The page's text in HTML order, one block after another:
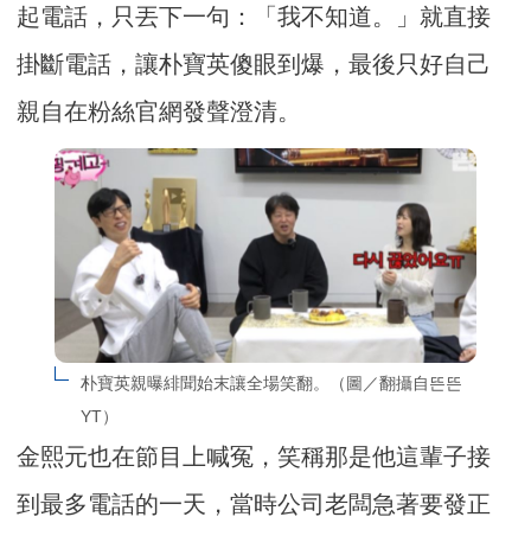
起電話，只丟下一句：「我不知道。」就直接
掛斷電話，讓朴寶英傻眼到爆，最後只好自己
親自在粉絲官網發聲澄清。
朴寶英親曝緋聞始末讓全場笑翻。（圖／翻攝自뜬뜬
YT）
金熙元也在節目上喊冤，笑稱那是他這輩子接
到最多電話的一天，當時公司老闆急著要發正